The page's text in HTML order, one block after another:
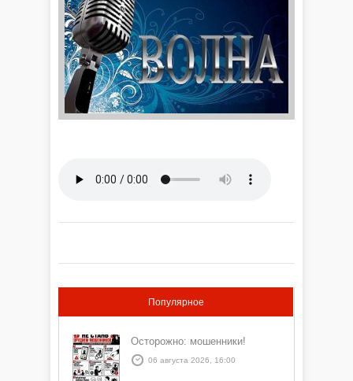
Популярное
Осторожно: мошенники!
06 августа 2026, 16:00